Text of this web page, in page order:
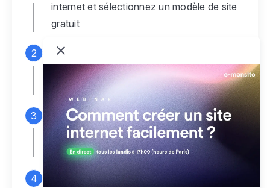
internet et sélectionnez un modèle de site
gratuit
Connectez-vous
monsite gratuit pour accéder à votre
espace d'administration
Personnalisez entièrement le
designpour créer un site web sur-mesure,
à votre image
Ajoutez des pagessans limite pour